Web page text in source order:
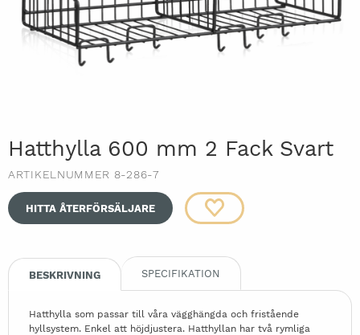
Hatthylla 600 mm 2 Fack Svart
ARTIKELNUMMER 8-286-7
HITTA ÅTERFÖRSÄLJARE
BESKRIVNING SPECIFIKATION
Hatthylla som passar till våra vägghängda och fristående
hyllsystem. Enkel att höjdjustera. Hatthyllan har två rymliga